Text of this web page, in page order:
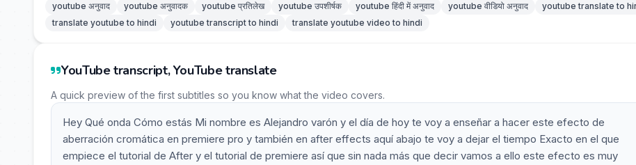
youtube अनुवाद youtube अनुवादक youtube प्रतिलेख youtube उपशीर्षक youtube हिंदी में अनुवाद youtube वीडियो अनुवाद
youtube translate to
translate youtube to hindi
youtube transcript to hindi translate youtube video to hindi
YouTube transcript, YouTube translate
A quick preview of the first subtitles so you know what the video covers.
Hey Qué onda Cómo estás Mi nombre es Alejandro varón y el día de hoy te voy a enseñar a hacer este efecto de
aberración cromática en premiere pro y también en after effects aquí abajo te voy a dejar el tiempo Exacto en el que
empiece el tutorial de After y el tutorial de premiere así que sin nada más que decir vamos a ello este efecto es muy